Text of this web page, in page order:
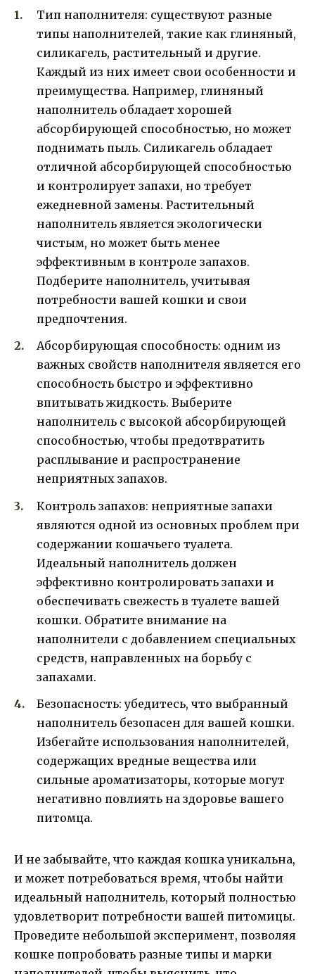
Тип наполнителя: существуют разные
типы наполнителей, такие как глиняный,
силикагель, растительный и другие.
Каждый из них имеет свои особенности и
преимущества. Например, глиняный
наполнитель обладает хорошей
абсорбирующей способностью, но может
поднимать пыль. Силикагель обладает
отличной абсорбирующей способностью
и контролирует запахи, но требует
ежедневной замены. Растительный
наполнитель является экологически
чистым, но может быть менее
эффективным в контроле запахов.
Подберите наполнитель, учитывая
потребности вашей кошки и свои
предпочтения.
Абсорбирующая способность: одним из
важных свойств наполнителя является его
способность быстро и эффективно
впитывать жидкость. Выберите
наполнитель с высокой абсорбирующей
способностью, чтобы предотвратить
расплывание и распространение
неприятных запахов.
Контроль запахов: неприятные запахи
являются одной из основных проблем при
содержании кошачьего туалета.
Идеальный наполнитель должен
эффективно контролировать запахи и
обеспечивать свежесть в туалете вашей
кошки. Обратите внимание на
наполнители с добавлением специальных
средств, направленных на борьбу с
запахами.
Безопасность: убедитесь, что выбранный
наполнитель безопасен для вашей кошки.
Избегайте использования наполнителей,
содержащих вредные вещества или
сильные ароматизаторы, которые могут
негативно повлиять на здоровье вашего
питомца.
И не забывайте, что каждая кошка уникальна,
и может потребоваться время, чтобы найти
идеальный наполнитель, который полностью
удовлетворит потребности вашей питомицы.
Проведите небольшой эксперимент, позволяя
кошке попробовать разные типы и марки